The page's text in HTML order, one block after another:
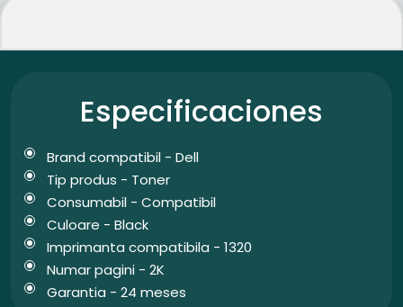
Especificaciones
Brand compatibil - Dell
Tip produs - Toner
Consumabil - Compatibil
Culoare - Black
Imprimanta compatibila - 1320
Numar pagini - 2K
Garantia - 24 meses